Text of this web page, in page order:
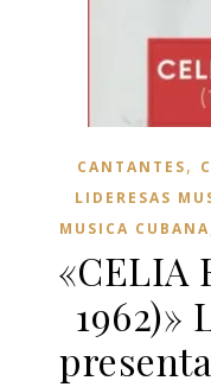
CANTANTES,
LIDERESAS
MUSICA CUBANA
«CELIA
1962)»